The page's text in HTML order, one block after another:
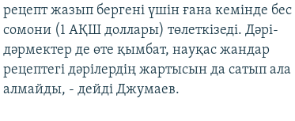
рецепт жазып бергені үшін ғана кемінде бес
сомони (1 АҚШ доллары) төлеткізеді. Дәрі-
дәрмектер де өте қымбат, науқас жандар
рецептегі дәрілердің жартысын да сатып ала
алмайды, - дейді Джумаев.